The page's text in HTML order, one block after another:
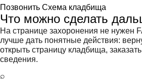
Позвонить Схема кладбища
Что можно сделать
На странице захоронения не нужен
лучше дать понятные действия:
открыть страницу кладбища,
сведения.
⌕